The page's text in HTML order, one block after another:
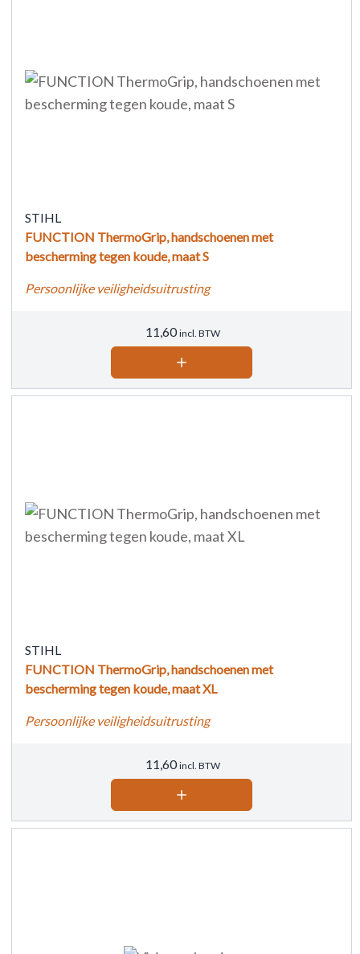
STIHL
FUNCTION ThermoGrip, handschoenen met
bescherming tegen koude, maat S
Persoonlijke veiligheidsuitrusting
11,60 incl. BTW
STIHL
FUNCTION ThermoGrip, handschoenen met
bescherming tegen koude, maat XL
Persoonlijke veiligheidsuitrusting
11,60 incl. BTW